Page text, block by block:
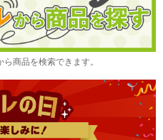
商品を検索できます。